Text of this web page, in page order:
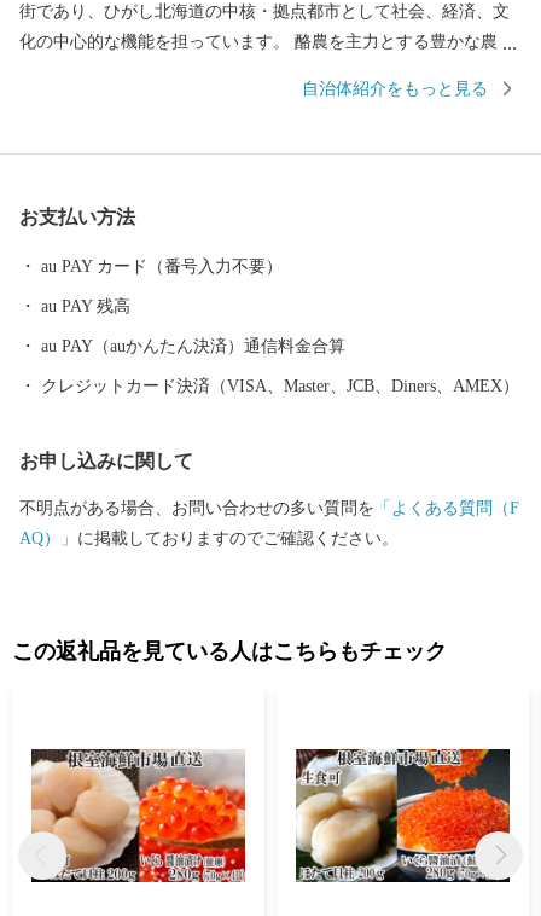
街であり、ひがし北海道の中核・拠点都市として社会、経済、文
化の中心的な機能を担っています。 酪農を主力とする豊かな農業
を誇る水産業など、日本の食料基地といえる地域です。 安全・安
製紙工場のほか、全国唯一の石炭鉱業所が操業しており地域の主
められている北海道横断自動車道(高速道路)の完成により今後、飛
躍的に物流機能が高まるものと期待されています。 また、特別天
然記念物｢タンチョウ｣や「阿寒湖のマリモ」をはじめとする世界
滞在にも適した地域と言えます。 ＜ワンストップ申請書送付先＞
自治体紹介をもっと見る
お支払い方法
au PAY カード（番号入力不要）
au PAY 残高
au PAY（auかんたん決済）通信料金合算
クレジットカード決済（VISA、Master、JCB、Diners、AMEX）
お申し込みに関して
不明点がある場合、お問い合わせの多い質問を 「よくある質問（F
AQ）」 に掲載しておりますのでご確認ください。
この返礼品を見ている人はこちらもチェック